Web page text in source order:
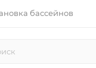
бассейнов